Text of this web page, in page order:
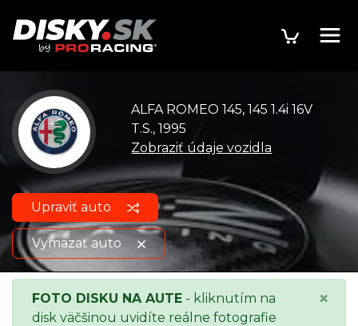
ALFA ROMEO 145, 145 1.4i 16V
T.S., 1995
Zobraziť údaje vozidla
Upraviť auto
Vymazať auto
16V T.S., 1995
Zobraziť údaje o
vozidle
FOTO DISKU NA AUTE - kliknutím na
disk väčšinou uvidíte reálne fotografie
×